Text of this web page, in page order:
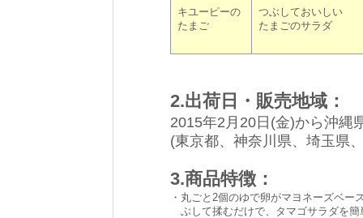
キユーピーの
たまご
つぶしておいしい
たまごのサラダ
2.出荷日・販売地域：
2015年2月20日(金)から沖縄
(東京都、神奈川県、埼玉県
3.商品特徴：
・ 丸ごと2個のゆで卵がマヨネーズベー
ぶして揉むだけで、タマゴサラダを